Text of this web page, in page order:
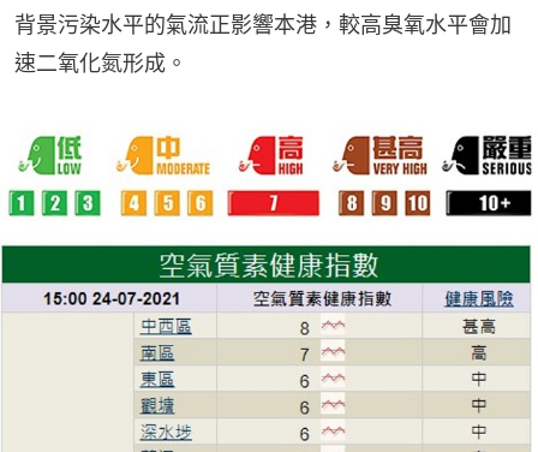
背景污染水平的氣流正影響本港，較高臭氧水平會加
速二氧化氮形成。